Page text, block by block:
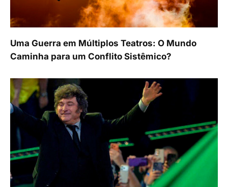
Uma Guerra em Múltiplos Teatros: O Mundo
Caminha para um Conflito Sistêmico?